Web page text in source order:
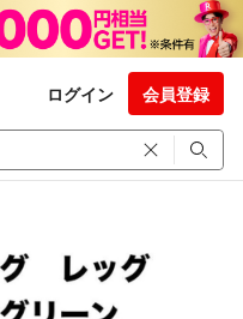
ログイン 会員登録